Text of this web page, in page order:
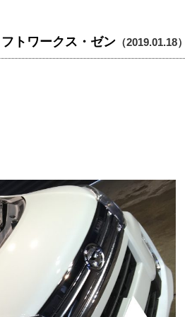
トワークス・ゼン （2019.01.18）